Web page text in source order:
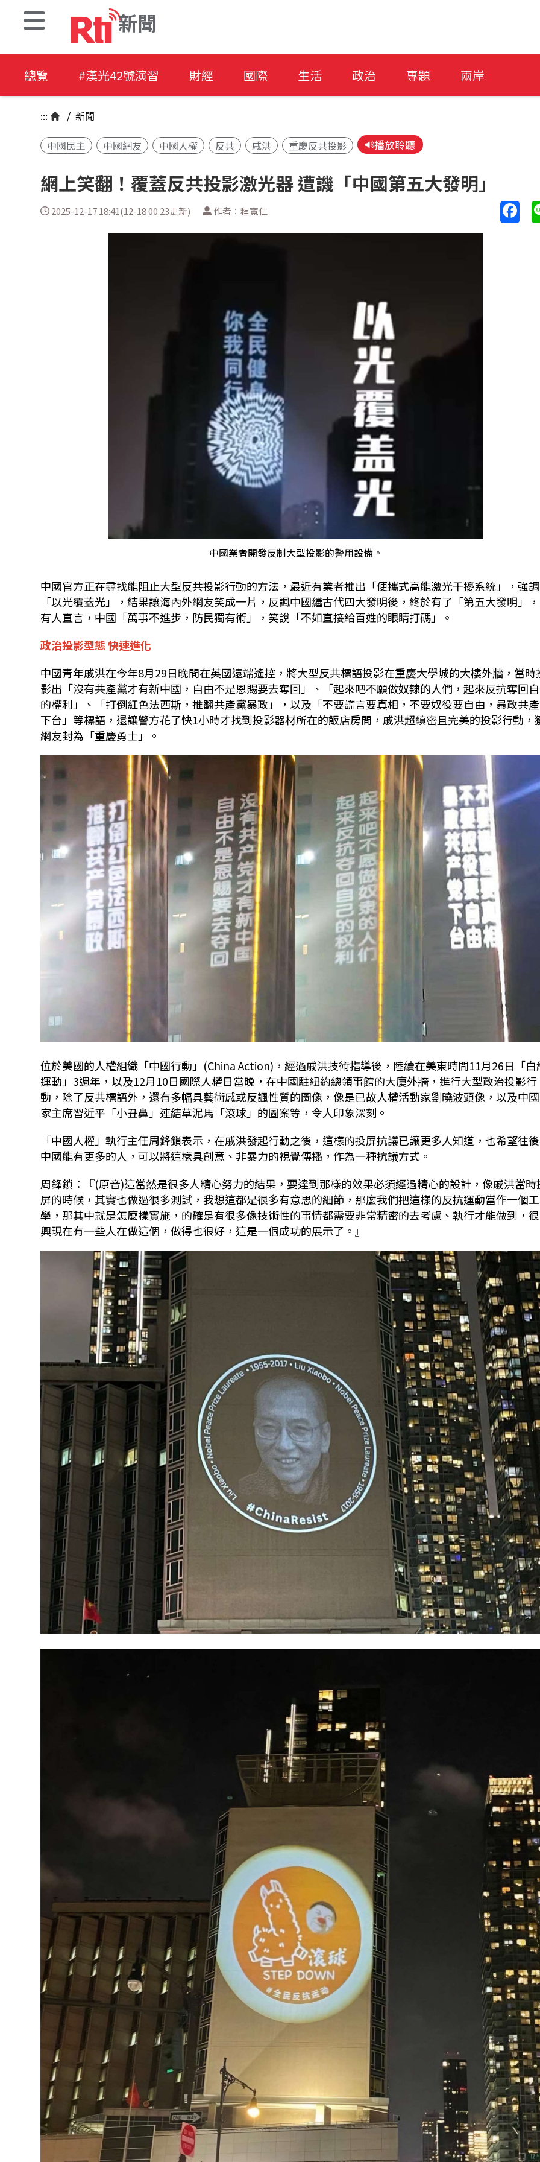
新聞
總覽 #漢光42號演習 財經 國際 生活 政治 專題 兩岸
::: / 新聞
中國民主 中國網友 中國人權 反共 戚洪 重慶反共投影 播放聆聽
網上笑翻！覆蓋反共投影激光器 遭譏「中國第五大發明」
2025-12-17 18:41(12-18 00:23更新) 作者：程寬仁
中國業者開發反制大型投影的警用設備。
中國官方正在尋找能阻止大型反共投影行動的方法，最近有業者推出「便攜式高能激光干擾系統」，強調
「以光覆蓋光」，結果讓海內外網友笑成一片，反諷中國繼古代四大發明後，終於有了「第五大發明」
有人直言，中國「萬事不進步，防民獨有術」，笑說「不如直接給百姓的眼睛打碼」。
政治投影型態 快速進化
中國青年戚洪在今年8月29日晚間在英國遠端遙控，將大型反共標語投影在重慶大學城的大樓外牆，當時
影出「沒有共產黨才有新中國，自由不是恩賜要去奪回」、「起來吧不願做奴隸的人們，起來反抗奪回
的權利」、「打倒紅色法西斯，推翻共產黨暴政」，以及「不要謊言要真相，不要奴役要自由，暴政共
下台」等標語，還讓警方花了快1小時才找到投影器材所在的飯店房間，戚洪超縝密且完美的投影行動，
網友封為「重慶勇士」。
位於美國的人權組織「中國行動」(China Action)，經過戚洪技術指導後，陸續在美東時間11月26日「白
運動」3週年，以及12月10日國際人權日當晚，在中國駐紐約總領事館的大廈外牆，進行大型政治投影行
動，除了反共標語外，還有多幅具藝術感或反諷性質的圖像，像是已故人權活動家劉曉波頭像，以及中
家主席習近平「小丑鼻」連結草泥馬「滾球」的圖案等，令人印象深刻。
「中國人權」執行主任周鋒鎖表示，在戚洪發起行動之後，這樣的投屏抗議已讓更多人知道，也希望往
中國能有更多的人，可以將這樣具創意、非暴力的視覺傳播，作為一種抗議方式。
周鋒鎖：『(原音)這當然是很多人精心努力的結果，要達到那樣的效果必須經過精心的設計，像戚洪當時
屏的時候，其實也做過很多測試，我想這都是很多有意思的細節，那麼我們把這樣的反抗運動當作一個
學，那其中就是怎麼樣實施，的確是有很多像技術性的事情都需要非常精密的去考慮、執行才能做到，
興現在有一些人在做這個，做得也很好，這是一個成功的展示了。』